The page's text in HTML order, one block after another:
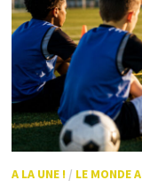
A LA UNE ! / LE MONDE